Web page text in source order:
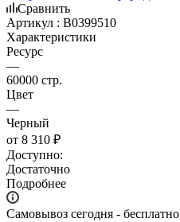
Сравнить
Артикул : B0399510
Характеристики
Ресурс
—
60000 стр.
Цвет
—
Черный
от 8 310 ₽
Доступно:
Достаточно
Подробнее
Самовывоз сегодня - бесплатно